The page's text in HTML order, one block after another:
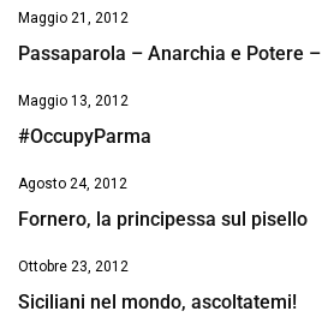
Maggio 21, 2012
Passaparola – Anarchia e Potere
Maggio 13, 2012
#OccupyParma
Agosto 24, 2012
Fornero, la principessa sul pisello
Ottobre 23, 2012
Siciliani nel mondo, ascoltatemi!